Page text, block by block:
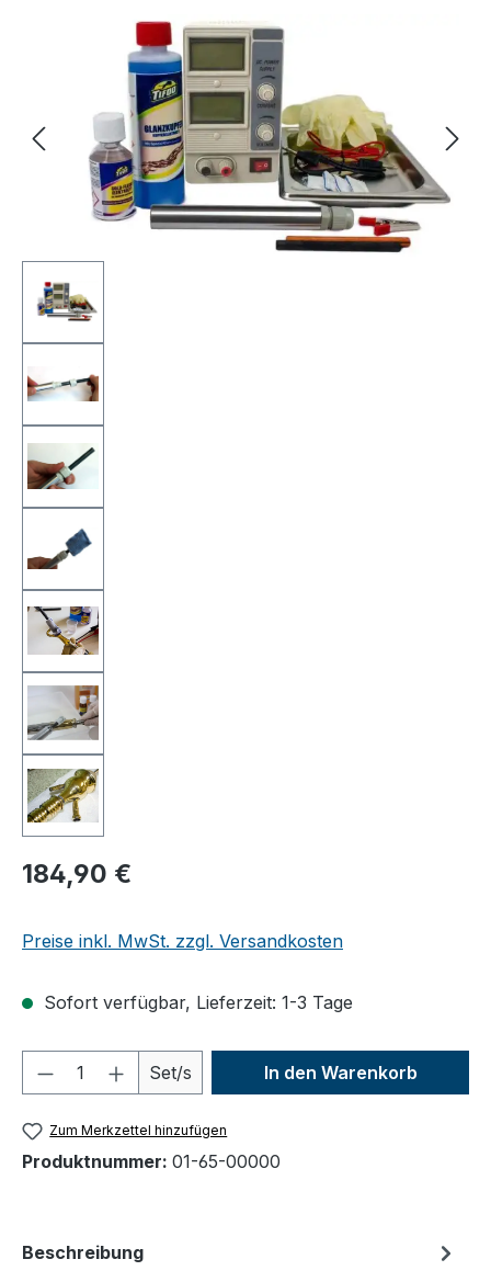
Bildergalerie überspringen
184,90 €
Preise inkl. MwSt. zzgl. Versandkosten
Sofort verfügbar, Lieferzeit: 1-3 Tage
Produkt Anzahl: Gib den
Set/s In den Warenkorb
Zum Merkzettel hinzufügen
Produktnummer: 01-65-00000
Beschreibung